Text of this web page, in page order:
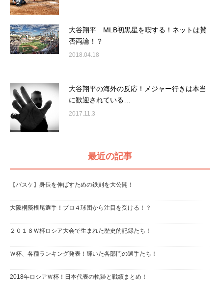
大谷翔平 MLB初黒星を喫する！ネットは賛
否両論！？
2018.04.18
大谷翔平の海外の反応！メジャー行きは本当
に歓迎されている…
2017.11.3
最近の記事
【バスケ】身長を伸ばすための鉄則を大公開！
大阪桐蔭根尾選手！プロ４球団から注目を受ける！？
２０１８Ｗ杯ロシア大会で生まれた歴史的記録たち！
Ｗ杯、各種ランキング発表！輝いた各部門の選手たち！
2018年ロシアＷ杯！日本代表の軌跡と戦績まとめ！